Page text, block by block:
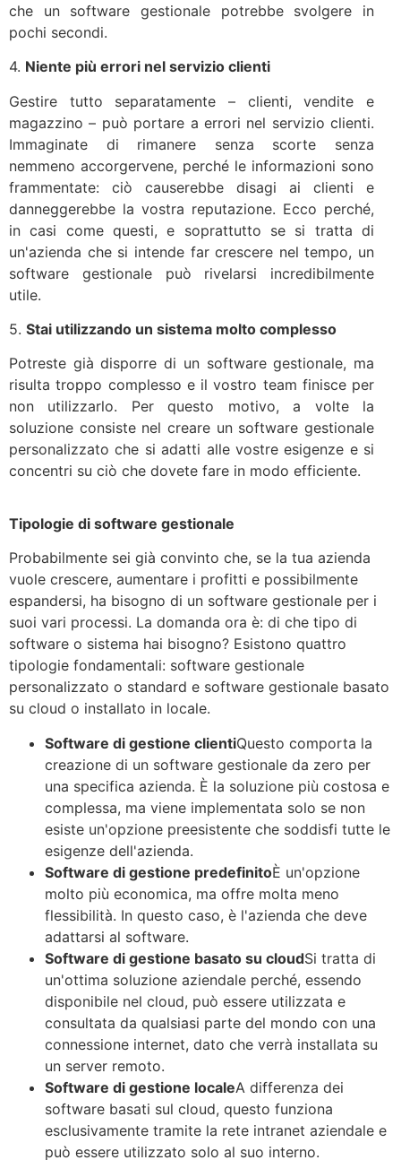
che un software gestionale potrebbe svolgere in
pochi secondi.
4. Niente più errori nel servizio clienti
Gestire tutto separatamente – clienti, vendite e
magazzino – può portare a errori nel servizio clienti.
Immaginate di rimanere senza scorte senza
nemmeno accorgervene, perché le informazioni sono
frammentate: ciò causerebbe disagi ai clienti e
danneggerebbe la vostra reputazione. Ecco perché,
in casi come questi, e soprattutto se si tratta di
un'azienda che si intende far crescere nel tempo, un
software gestionale può rivelarsi incredibilmente
utile.
5. Stai utilizzando un sistema molto complesso
Potreste già disporre di un software gestionale, ma
risulta troppo complesso e il vostro team finisce per
non utilizzarlo. Per questo motivo, a volte la
soluzione consiste nel creare un software gestionale
personalizzato che si adatti alle vostre esigenze e si
concentri su ciò che dovete fare in modo efficiente.
Tipologie di software gestionale
Probabilmente sei già convinto che, se la tua azienda
vuole crescere, aumentare i profitti e possibilmente
espandersi, ha bisogno di un software gestionale per i
suoi vari processi. La domanda ora è: di che tipo di
software o sistema hai bisogno? Esistono quattro
tipologie fondamentali: software gestionale
personalizzato o standard e software gestionale basato
su cloud o installato in locale.
Software di gestione clientiQuesto comporta la
creazione di un software gestionale da zero per
una specifica azienda. È la soluzione più costosa e
complessa, ma viene implementata solo se non
esiste un'opzione preesistente che soddisfi tutte le
esigenze dell'azienda.
Software di gestione predefinitoÈ un'opzione
molto più economica, ma offre molta meno
flessibilità. In questo caso, è l'azienda che deve
adattarsi al software.
Software di gestione basato su cloudSi tratta di
un'ottima soluzione aziendale perché, essendo
disponibile nel cloud, può essere utilizzata e
consultata da qualsiasi parte del mondo con una
connessione internet, dato che verrà installata su
un server remoto.
Software di gestione localeA differenza dei
software basati sul cloud, questo funziona
esclusivamente tramite la rete intranet aziendale e
può essere utilizzato solo al suo interno.